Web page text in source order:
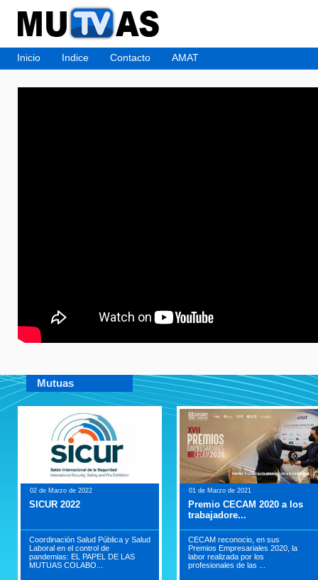
Inicio Indice Contacto AMAT
Mutuas
02 de Marzo de 2022
SICUR 2022
Coordinación Salud Pública y Salud
Laboral en el control de
pandemias: EL PAPEL DE LAS
MUTUAS COLABO...
01 de Marzo de 2021
Premio CECAM 2020 a los
trabajadore...
CECAM reconocio, en sus
Premios Empresariales 2020, la
labor realizada por los
profesionales de las ...